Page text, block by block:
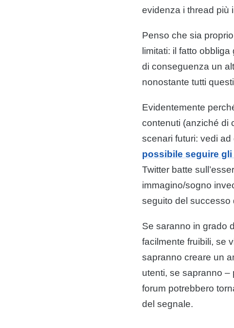
evidenza i thread più
Penso che sia
limitati: il fatto
di conseguenza un
nonostante tutti
Evidentemente
contenuti (anziché di
scenari futuri: vedi
possibile seguire
Twitter batte
immagino/sogno
seguito del successo
Se saranno in grado
facilmente fruibili, se
sapranno creare un
utenti, se sapranno –
forum potrebbero
del segnale.